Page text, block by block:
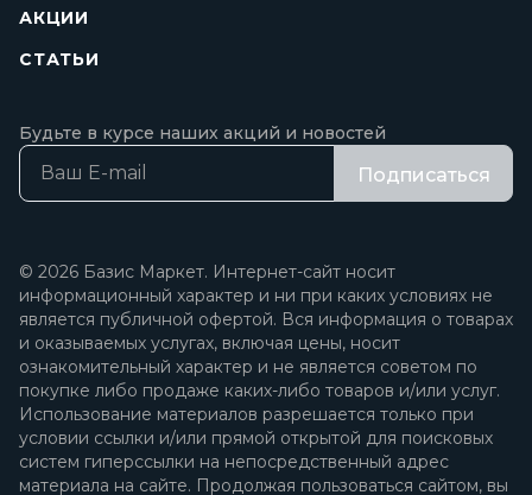
АКЦИИ
СТАТЬИ
Будьте в курсе наших акций и новостей
Подписаться
© 2026 Базис Маркет. Интернет-сайт носит
информационный характер и ни при каких условиях не
является публичной офертой. Вся информация о товарах
и оказываемых услугах, включая цены, носит
ознакомительный характер и не является советом по
покупке либо продаже каких-либо товаров и/или услуг.
Использование материалов разрешается только при
условии ссылки и/или прямой открытой для поисковых
систем гиперссылки на непосредственный адрес
материала на сайте. Продолжая пользоваться сайтом, вы